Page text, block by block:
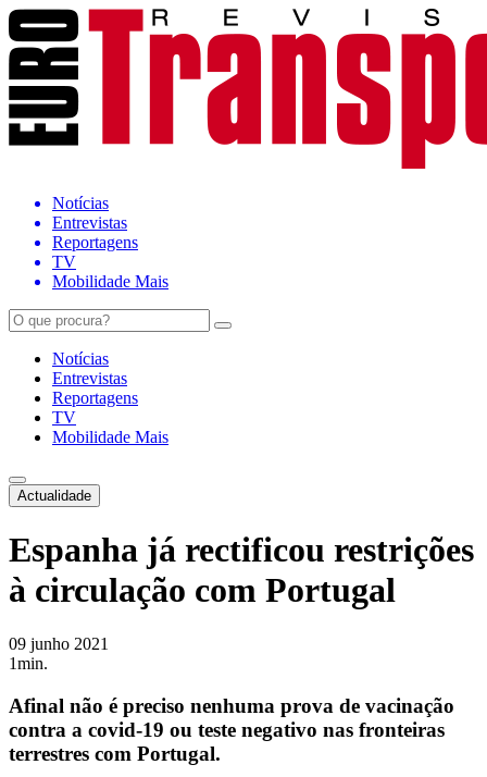
Notícias
Entrevistas
Reportagens
TV
Mobilidade Mais
Notícias
Entrevistas
Reportagens
TV
Mobilidade Mais
Actualidade
Espanha já rectificou restrições
à circulação com Portugal
09 junho 2021
1min.
Afinal não é preciso nenhuma prova de vacinação
contra a covid-19 ou teste negativo nas fronteiras
terrestres com Portugal.